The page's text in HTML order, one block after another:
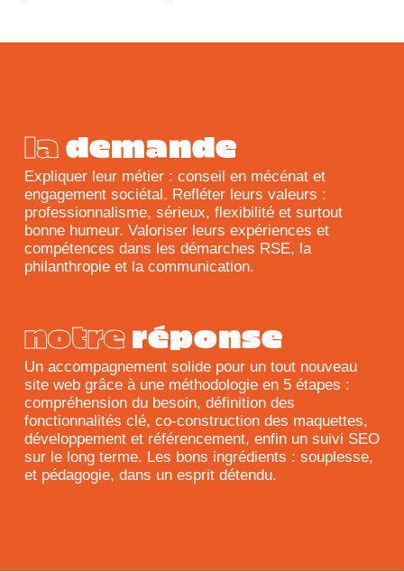
lademande
Expliquer leur métier : conseil en mécénat et
engagement sociétal. Refléter leurs valeurs :
professionnalisme, sérieux, flexibilité et surtout
bonne humeur. Valoriser leurs expériences et
compétences dans les démarches RSE, la
philanthropie et la communication.
notreréponse
Un accompagnement solide pour un tout nouveau
site web grâce à une méthodologie en 5 étapes :
compréhension du besoin, définition des
fonctionnalités clé, co-construction des maquettes,
développement et référencement, enfin un suivi SEO
sur le long terme. Les bons ingrédients : souplesse,
et pédagogie, dans un esprit détendu.